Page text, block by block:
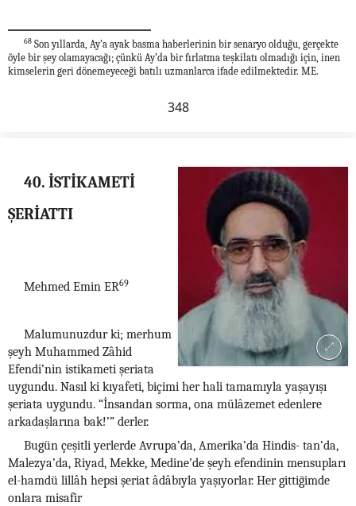
68 Son yıllarda, Ay’a ayak basma haberlerinin bir senaryo olduğu, gerçekte
öyle bir şey olamayacağı; çünkü Ay’da bir fırlatma teşkilatı olmadığı için, inen
kimselerin geri dönemeyeceği batılı uzmanlarca ifade edilmektedir. ME.
348
40. İSTİKAMETİ
ŞERİATTI
Mehmed Emin ER69
Malumunuzdur ki; merhum
şeyh Muhammed Zâhid
Efendi’nin istikameti şeriata
uygundu. Nasıl ki kıyafeti, biçimi her hali tamamıyla yaşayışı
şeriata uygundu. “İnsandan sorma, ona mülâzemet edenlere
arkadaşlarına bak!’” derler.
Bugün çeşitli yerlerde Avrupa’da, Amerika’da Hindis- tan’da,
Malezya’da, Riyad, Mekke, Medine’de şeyh efendinin mensupları
el-hamdü lillâh hepsi şeriat âdâbıyla yaşıyorlar. Her gittiğimde
onlara misafir